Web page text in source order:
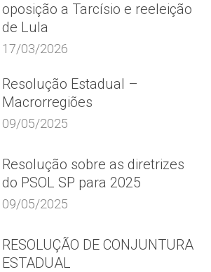
oposição a Tarcísio e reeleição
de Lula
17/03/2026
Resolução Estadual –
Macrorregiões
09/05/2025
Resolução sobre as diretrizes
do PSOL SP para 2025
09/05/2025
RESOLUÇÃO DE CONJUNTURA
ESTADUAL